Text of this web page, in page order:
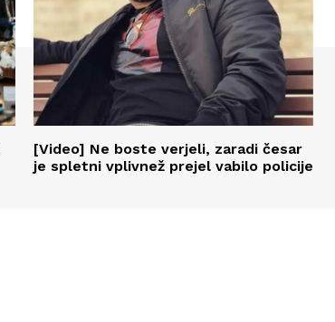
[Video] Ne boste verjeli, zaradi česar
je spletni vplivnež prejel vabilo policije